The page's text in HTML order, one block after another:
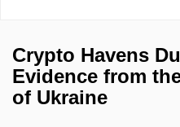
Crypto Havens
Evidence from
of Ukraine